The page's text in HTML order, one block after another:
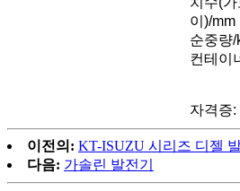
이)/mm
순중량/
컨테이
자격증:
이전의: KT-ISUZU 시리즈 디젤 발
다음: 가솔린 발전기